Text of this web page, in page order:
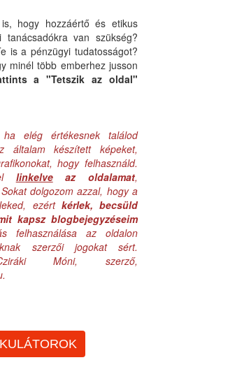
hogy hozzáértő és etikus
tanácsadókra van szükség?
is a pénzügyi tudatosságot?
minél több emberhez jusson
a "Tetszik az oldal"
elég értékesnek találod
általam készített képeket,
hogy felhasználd.
linkelveaz oldalamat,
dolgozom azzal, hogy a
ezért kérlek, becsüld
kapsz blogbejegyzéseim
felhasználása az oldalon
szerzői jogokat sért.
Móni, szerző,